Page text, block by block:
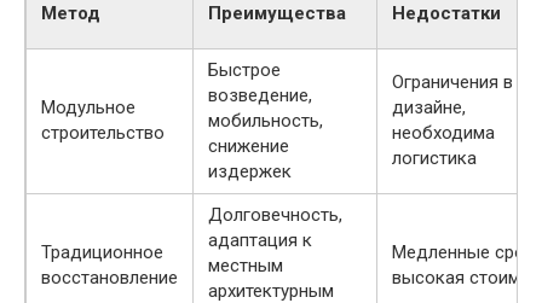
Метод Преимущества Недостатки
Модульное
строительство
Быстрое
возведение,
мобильность,
снижение
издержек
Ограничения в
дизайне,
необходима
логистика
Традиционное
восстановление
Долговечность,
адаптация к
местным
архитектурным
Медленные
высокая